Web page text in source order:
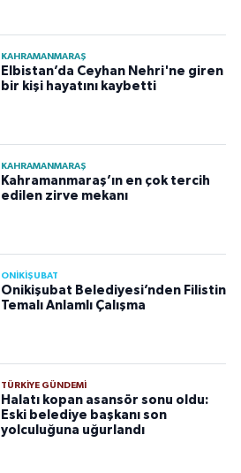
KAHRAMANMARAŞ
Elbistan’da Ceyhan Nehri'ne giren
bir kişi hayatını kaybetti
KAHRAMANMARAŞ
Kahramanmaraş’ın en çok tercih
edilen zirve mekanı
ONİKİŞUBAT
Onikişubat Belediyesi’nden Filistin
Temalı Anlamlı Çalışma
TÜRKIYE GÜNDEMI
Halatı kopan asansör sonu oldu:
Eski belediye başkanı son
yolculuğuna uğurlandı